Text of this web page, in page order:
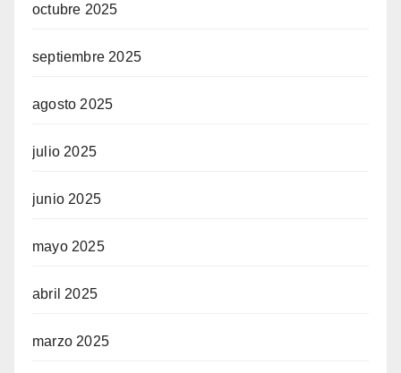
octubre 2025
septiembre 2025
agosto 2025
julio 2025
junio 2025
mayo 2025
abril 2025
marzo 2025